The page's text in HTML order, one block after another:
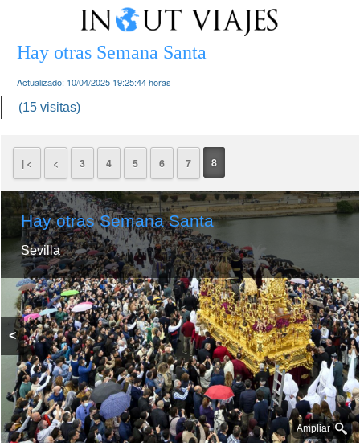
Hay otras Semana Santa
Actualizado: 10/04/2025 19:25:44horas
(15 visitas)
| < < 3 4 5 6 7 8
Hay otras Semana Santa
Sevilla
Ampliar
<